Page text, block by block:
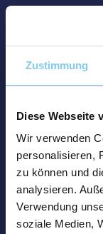
Zustimmung
Diese Webseite
Wir verwenden
personalisieren,
zu können und
analysieren.
Verwendung
soziale Medien,